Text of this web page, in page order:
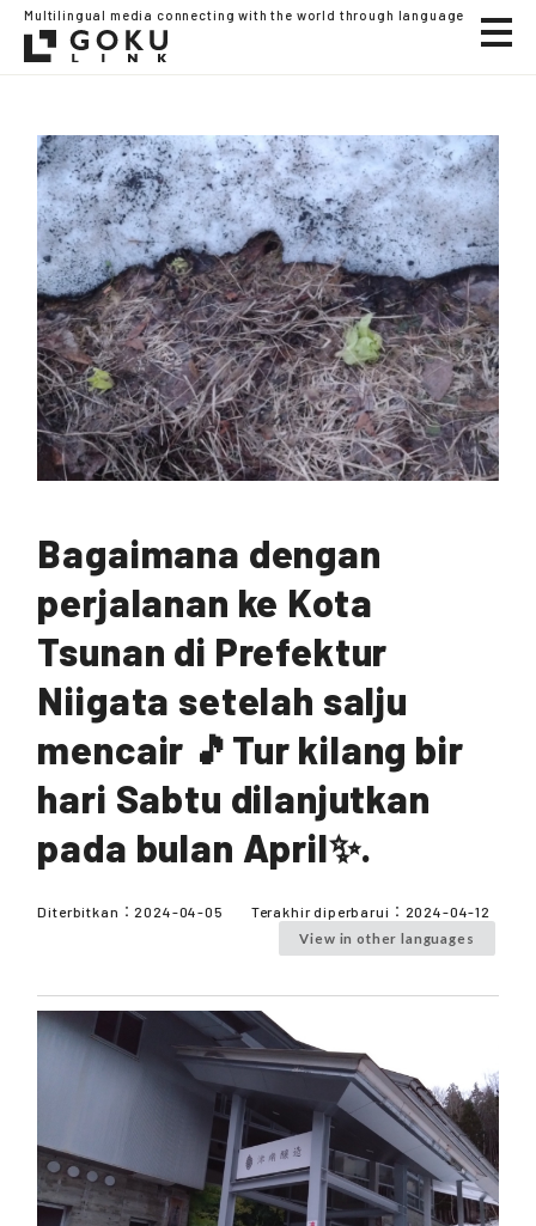
Multilingual media connecting with the world through language
Bagaimana dengan
perjalanan ke Kota
Tsunan di Prefektur
Niigata setelah salju
mencair 🎵Tur kilang bir
hari Sabtu dilanjutkan
pada bulan April✨.
Diterbitkan： 2024-04-05 Terakhir diperbarui： 2024-04-12
View in other languages